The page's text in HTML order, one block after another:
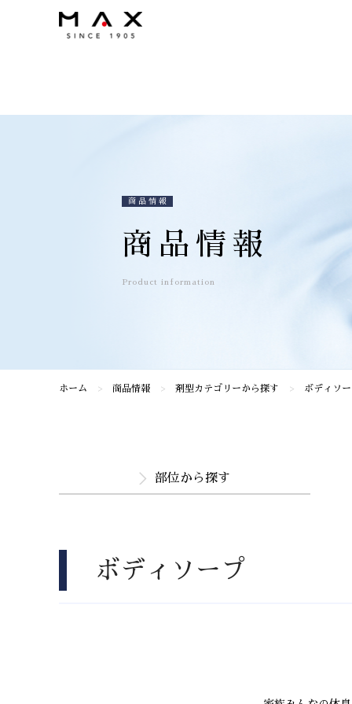
商品情報
商品情報
Product information
ホーム 商品情報 剤型カテゴリーから探す ボディソ
部位から探す
ボディソープ